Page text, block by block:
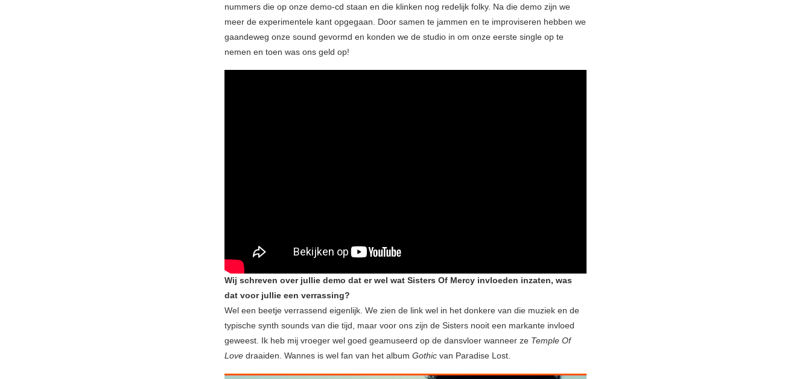
nummers die op onze demo-cd staan en die klinken nog redelijk folky. Na die demo zijn we
meer de experimentele kant opgegaan. Door samen te jammen en te improviseren hebben we
gaandeweg onze sound gevormd en konden we de studio in om onze eerste single op te
nemen en toen was ons geld op!
Wij schreven over jullie demo dat er wel wat Sisters Of Mercy invloeden inzaten, was
dat voor jullie een verrassing?
Wel een beetje verrassend eigenlijk. We zien de link wel in het donkere van die muziek en de
typische synth sounds van die tijd, maar voor ons zijn de Sisters nooit een markante invloed
geweest. Ik heb mij vroeger wel goed geamuseerd op de dansvloer wanneer ze Temple Of
Love draaiden. Wannes is wel fan van het album Gothic van Paradise Lost.